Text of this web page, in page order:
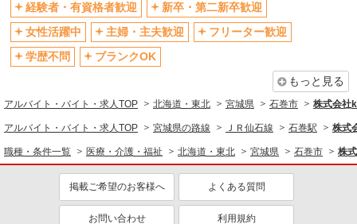
経験者・有資格者歓迎
新卒・第二新卒歓迎
女性活躍中
主婦・主夫歓迎
フリーター歓迎
学歴不問
ブランクOK
もっと見る
アルバイト・バイト・求人TOP 北海道・東北 宮城県 石巻市 株式会社
アルバイト・バイト・求人TOP 宮城県の路線 ＪＲ仙石線 石巻駅 株式
職種・条件一覧 医療・介護・福祉 北海道・東北 宮城県 石巻市 株
掲載ご希望のお客様へ よくある質問
お問い合わせ 利用規約